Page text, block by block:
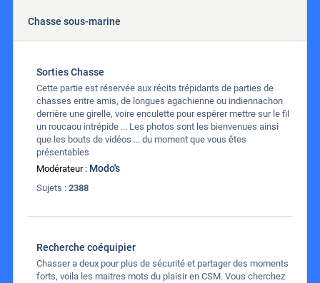
Chasse sous-marine
Sorties Chasse
Cette partie est réservée aux récits trépidants de parties de
chasses entre amis, de longues agachienne ou indiennachon
derrière une girelle, voire enculette pour espérer mettre sur le fil
un roucaou intrépide ... Les photos sont les bienvenues ainsi
que les bouts de vidéos ... du moment que vous êtes
présentables
Modérateur : Modo's
Sujets : 2388
Recherche coéquipier
Chasser a deux pour plus de sécurité et partager des moments
forts, voila les maitres mots du plaisir en CSM. Vous cherchez